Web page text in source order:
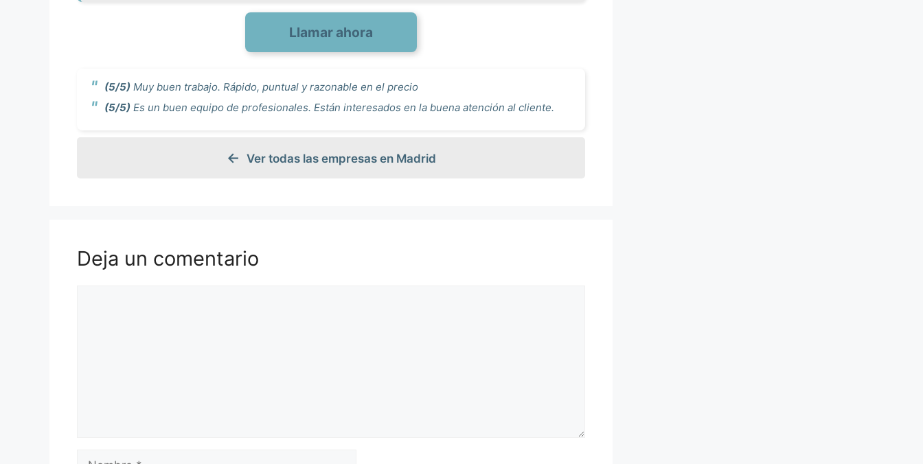
Llamar ahora
(5/5) Muy buen trabajo. Rápido, puntual y razonable en el precio
(5/5) Es un buen equipo de profesionales. Están interesados en la buena atención al cliente.
Ver todas las empresas en Madrid
Deja un comentario
Nombre